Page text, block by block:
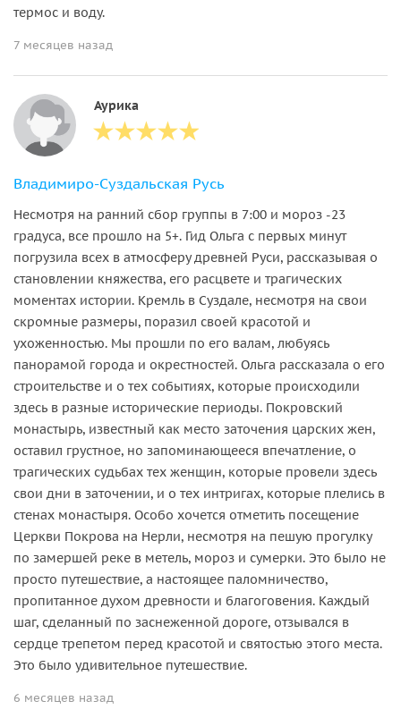
термос и воду.
7 месяцев назад
Аурика
Владимиро-Суздальская Русь
Несмотря на ранний сбор группы в 7:00 и мороз -23
градуса, все прошло на 5+. Гид Ольга с первых минут
погрузила всех в атмосферу древней Руси, рассказывая о
становлении княжества, его расцвете и трагических
моментах истории. Кремль в Суздале, несмотря на свои
скромные размеры, поразил своей красотой и
ухоженностью. Мы прошли по его валам, любуясь
панорамой города и окрестностей. Ольга рассказала о его
строительстве и о тех событиях, которые происходили
здесь в разные исторические периоды. Покровский
монастырь, известный как место заточения царских жен,
оставил грустное, но запоминающееся впечатление, о
трагических судьбах тех женщин, которые провели здесь
свои дни в заточении, и о тех интригах, которые плелись в
стенах монастыря. Особо хочется отметить посещение
Церкви Покрова на Нерли, несмотря на пешую прогулку
по замершей реке в метель, мороз и сумерки. Это было не
просто путешествие, а настоящее паломничество,
пропитанное духом древности и благоговения. Каждый
шаг, сделанный по заснеженной дороге, отзывался в
сердце трепетом перед красотой и святостью этого места.
Это было удивительное путешествие.
6 месяцев назад